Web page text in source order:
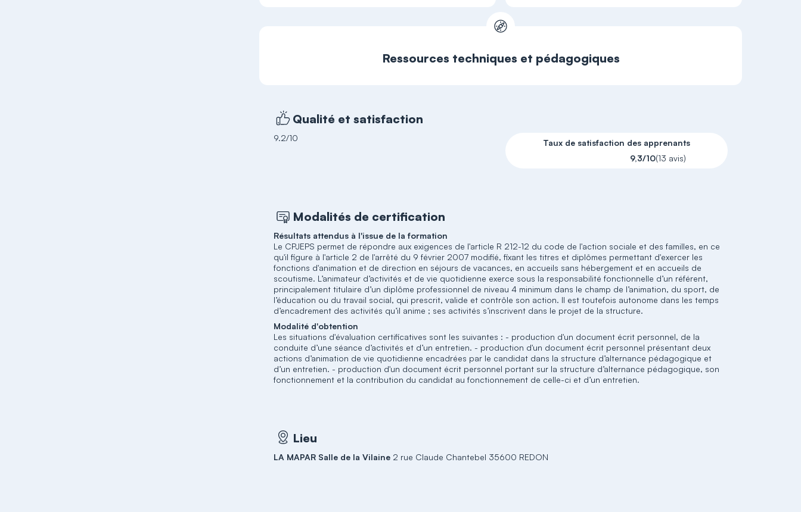
Ressources techniques et pédagogiques
Qualité et satisfaction
9.2/10
Taux de satisfaction des apprenants
9,3/10(13 avis)
Modalités de certification
Résultats attendus à l'issue de la formation
Le CPJEPS permet de répondre aux exigences de l'article R 212-12 du code de l'action sociale et des familles, en ce
qu'il figure à l'article 2 de l'arrêté du 9 février 2007 modifié, fixant les titres et diplômes permettant d'exercer les
fonctions d'animation et de direction en séjours de vacances, en accueils sans hébergement et en accueils de
scoutisme. L’animateur d’activités et de vie quotidienne exerce sous la responsabilité fonctionnelle d’un référent,
principalement titulaire d’un diplôme professionnel de niveau 4 minimum dans le champ de l’animation, du sport, de
l’éducation ou du travail social, qui prescrit, valide et contrôle son action. Il est toutefois autonome dans les temps
d’encadrement des activités qu’il anime ; ses activités s’inscrivent dans le projet de la structure.
Modalité d'obtention
Les situations d'évaluation certificatives sont les suivantes : - production d'un document écrit personnel, de la
conduite d’une séance d’activités et d’un entretien. - production d'un document écrit personnel présentant deux
actions d’animation de vie quotidienne encadrées par le candidat dans la structure d’alternance pédagogique et
d’un entretien. - production d'un document écrit personnel portant sur la structure d’alternance pédagogique, son
fonctionnement et la contribution du candidat au fonctionnement de celle-ci et d’un entretien.
Lieu
LA MAPAR Salle de la Vilaine 2 rue Claude Chantebel 35600 REDON